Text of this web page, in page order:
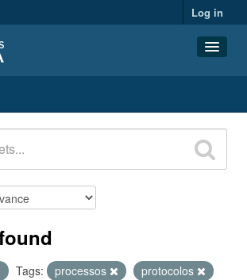
Log in
Tags: processos
protocolos